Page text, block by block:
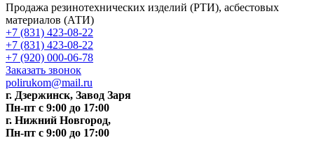
Продажа резинотехнических изделий (РТИ), асбестовых
материалов (АТИ)
+7 (831) 423-08-22
+7 (831) 423-08-22
+7 (920) 000-06-78
Заказать звонок
polirukom@mail.ru
г. Дзержинск, Завод Заря
Пн-пт c 9:00 до 17:00
г. Нижний Новгород,
Пн-пт c 9:00 до 17:00